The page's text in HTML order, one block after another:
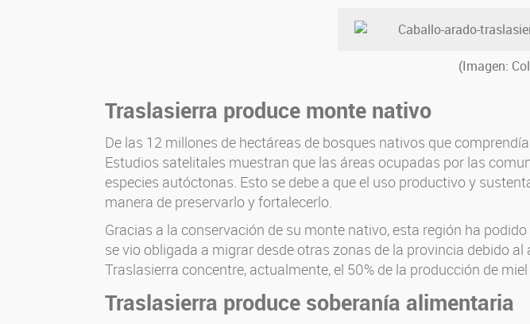
(Imagen:
Traslasierra produce monte nativo
De las 12 millones de hectáreas de bosques nativos que
Estudios satelitales muestran que las áreas ocupadas por las
especies autóctonas. Esto se debe a que el uso productivo y
manera de preservarlo y fortalecerlo.
Gracias a la conservación de su monte nativo, esta región ha
se vio obligada a migrar desde otras zonas de la provincia debido
Traslasierra concentre, actualmente, el 50% de la producción de
Traslasierra produce soberanía alimentaria